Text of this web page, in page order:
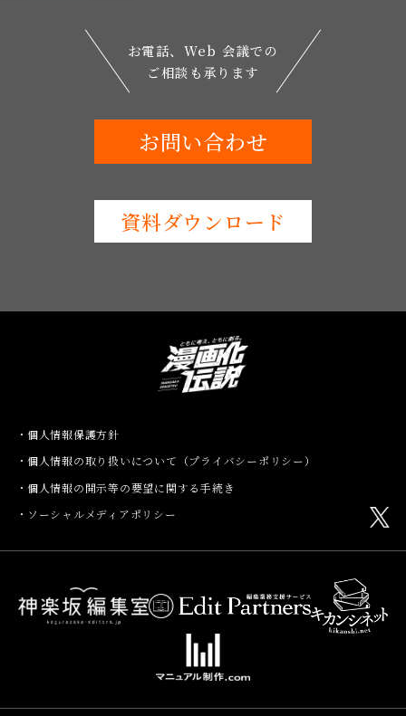
お電話、Web 会議での
ご相談も承ります
お問い合わせ
資料ダウンロード
個人情報保護方針
個人情報の取り扱いについて（プライバシーポリシー）
個人情報の開示等の要望に関する手続き
ソーシャルメディアポリシー